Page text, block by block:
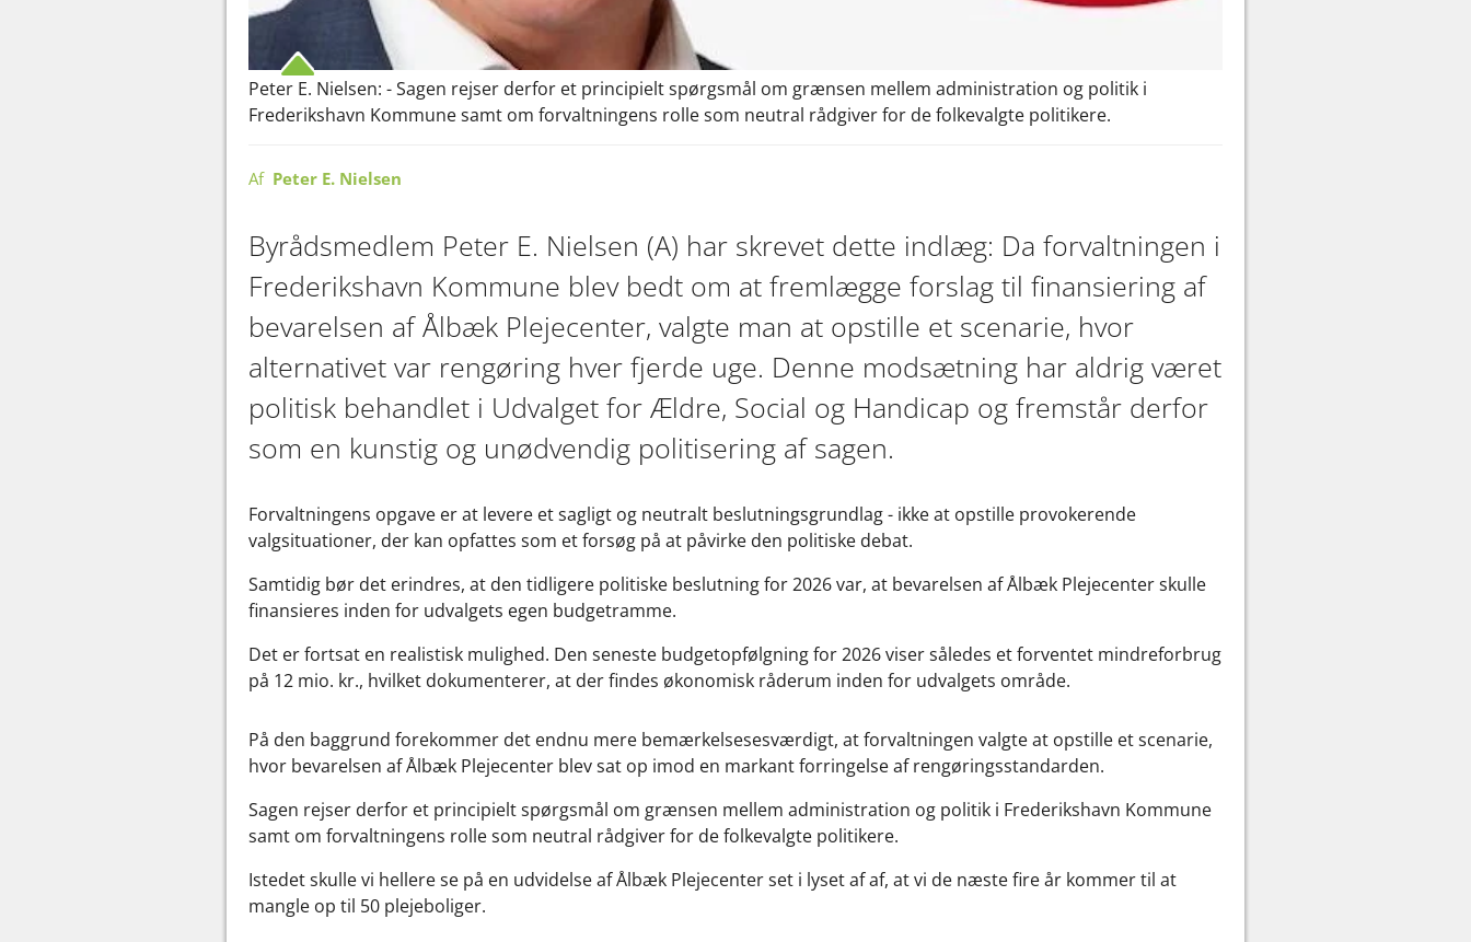
Peter E. Nielsen: - Sagen rejser derfor et principielt spørgsmål om grænsen mellem administration og politik i
Frederikshavn Kommune samt om forvaltningens rolle som neutral rådgiver for de folkevalgte politikere.
Af Peter E. Nielsen
Byrådsmedlem Peter E. Nielsen (A) har skrevet dette indlæg: Da forvaltningen i
Frederikshavn Kommune blev bedt om at fremlægge forslag til finansiering af
bevarelsen af Ålbæk Plejecenter, valgte man at opstille et scenarie, hvor
alternativet var rengøring hver fjerde uge. Denne modsætning har aldrig været
politisk behandlet i Udvalget for Ældre, Social og Handicap og fremstår derfor
som en kunstig og unødvendig politisering af sagen.
Forvaltningens opgave er at levere et sagligt og neutralt beslutningsgrundlag - ikke at opstille provokerende
valgsituationer, der kan opfattes som et forsøg på at påvirke den politiske debat.
Samtidig bør det erindres, at den tidligere politiske beslutning for 2026 var, at bevarelsen af Ålbæk Plejecenter skulle
finansieres inden for udvalgets egen budgetramme.
Det er fortsat en realistisk mulighed. Den seneste budgetopfølgning for 2026 viser således et forventet mindreforbrug
på 12 mio. kr., hvilket dokumenterer, at der findes økonomisk råderum inden for udvalgets område.
På den baggrund forekommer det endnu mere bemærkelsesesværdigt, at forvaltningen valgte at opstille et scenarie,
hvor bevarelsen af Ålbæk Plejecenter blev sat op imod en markant forringelse af rengøringsstandarden.
Sagen rejser derfor et principielt spørgsmål om grænsen mellem administration og politik i Frederikshavn Kommune
samt om forvaltningens rolle som neutral rådgiver for de folkevalgte politikere.
Istedet skulle vi hellere se på en udvidelse af Ålbæk Plejecenter set i lyset af af, at vi de næste fire år kommer til at
mangle op til 50 plejeboliger.